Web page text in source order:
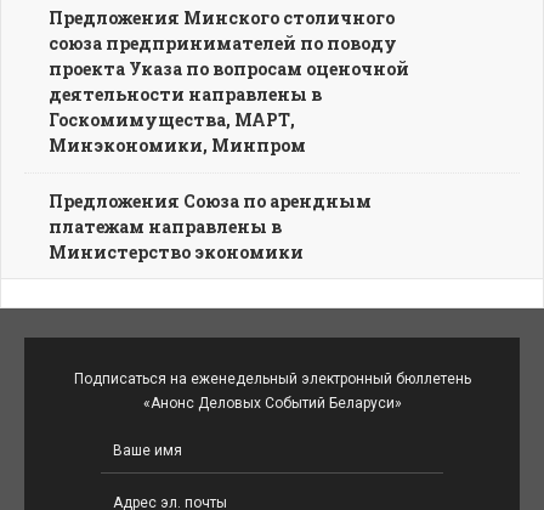
Предложения Минского столичного
союза предпринимателей по поводу
проекта Указа по вопросам оценочной
деятельности направлены в
Госкомимущества, МАРТ,
Минэкономики, Минпром
Предложения Союза по арендным
платежам направлены в
Министерство экономики
Подписаться на еженедельный электронный бюллетень
«Анонс Деловых Событий Беларуси»